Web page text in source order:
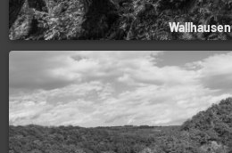
Wallhausen